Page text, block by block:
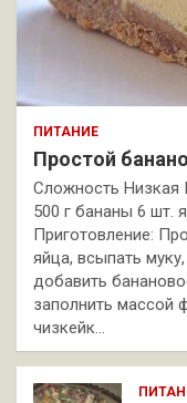
ПИТАНИЕ
Простой
Сложность Низкая
500 г бананы 6 шт.
Приготовление:
яйца, всыпать
добавить
заполнить массой
чизкейк…